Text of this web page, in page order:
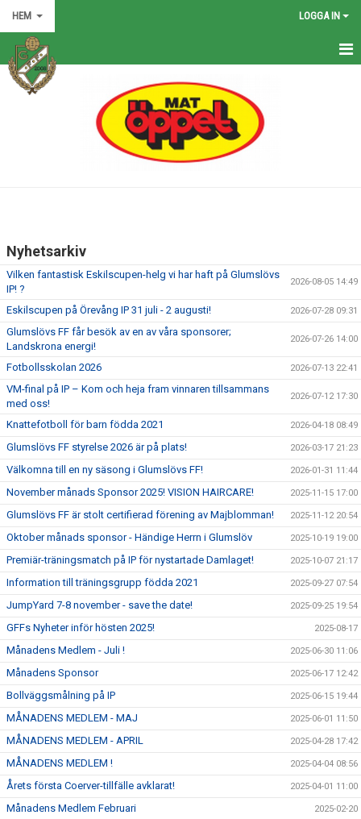
HEM LOGGA IN
HEM
KALENDER
BILDGALLERI
MATCHER
VÅRA LAG
BLI MEDLEM
KLÄDKOLLEKTION
FOTBOLLSSKOLAN 2026
Nyhetsarkiv
Vilken fantastisk Eskilscupen-helg vi har haft på Glumslövs
IP! ?
2026-08-05 14:49
Eskilscupen på Örevång IP 31 juli - 2 augusti! 2026-07-28 09:31
Glumslövs FF får besök av en av våra sponsorer;
Landskrona energi!
2026-07-26 14:00
Fotbollsskolan 2026 2026-07-13 22:41
VM-final på IP – Kom och heja fram vinnaren tillsammans
med oss!
2026-07-12 17:30
Knattefotboll för barn födda 2021 2026-04-18 08:49
Glumslövs FF styrelse 2026 är på plats! 2026-03-17 21:23
Välkomna till en ny säsong i Glumslövs FF! 2026-01-31 11:44
November månads Sponsor 2025! VISION HAIRCARE! 2025-11-15 17:00
Glumslövs FF är stolt certifierad förening av Majblomman! 2025-11-12 20:54
Oktober månads sponsor - Händige Herrn i Glumslöv 2025-10-19 19:00
Premiär-träningsmatch på IP för nystartade Damlaget! 2025-10-07 21:17
Information till träningsgrupp födda 2021 2025-09-27 07:54
JumpYard 7-8 november - save the date! 2025-09-25 19:54
GFFs Nyheter inför hösten 2025! 2025-08-17
Månadens Medlem - Juli ! 2025-06-30 11:06
Månadens Sponsor 2025-06-17 12:42
Bollväggsmålning på IP 2025-06-15 19:44
MÅNADENS MEDLEM - MAJ 2025-06-01 11:50
MÅNADENS MEDLEM - APRIL 2025-04-28 17:42
MÅNADENS MEDLEM ! 2025-04-04 08:56
Årets första Coerver-tillfälle avklarat! 2025-04-01 11:00
Månadens Medlem Februari 2025-02-20